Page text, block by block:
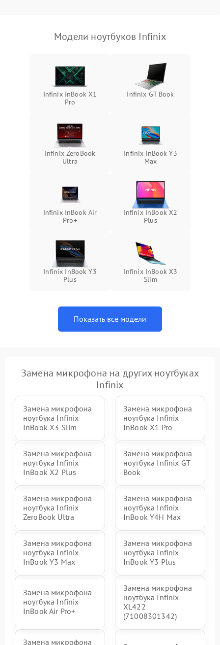
пропадание диска
оперативной памяти:
вылеты приложений,
синие экраны
Подробнее →
Проблемы Wi‑Fi или
Модели ноутбуков Infinix
Infinix InBook X1
Pro
Infinix GT Book
Infinix ZeroBook
Ultra
Infinix InBook Y3
Max
Infinix InBook Air
Pro+
Infinix InBook X2
Plus
Infinix InBook Y3
Plus
Infinix InBook X3
Slim
Показать все модели
Замена микрофона на других ноутбуках
Infinix
Замена микрофона
ноутбука Infinix
InBook X3 Slim
Замена микрофона
ноутбука Infinix
InBook X1 Pro
Замена микрофона
ноутбука Infinix
InBook X2 Plus
Замена микрофона
ноутбука Infinix GT
Book
Замена микрофона
ноутбука Infinix
ZeroBook Ultra
Замена микрофона
ноутбука Infinix
InBook Y4H Max
Замена микрофона
ноутбука Infinix
InBook Y3 Max
Замена микрофона
ноутбука Infinix
InBook Y3 Plus
Замена микрофона
ноутбука Infinix
InBook Air Pro+
Замена микрофона
ноутбука Infinix
XL422
(71008301342)
Замена микрофона